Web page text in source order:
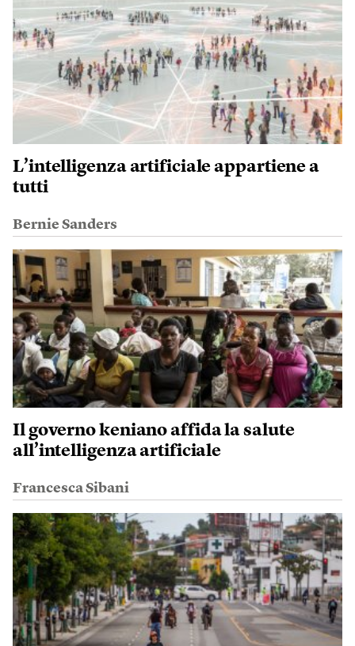
L’intelligenza artificiale appartiene a
tutti
Bernie Sanders
Il governo keniano affida la salute
all’intelligenza artificiale
Francesca Sibani